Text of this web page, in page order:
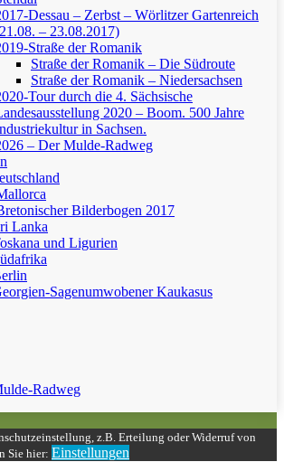
Dessau – Zerbst – Wörlitzer Gartenreich
– 23.08.2017)
Straße der Romanik
Straße der Romanik – Die Südroute
Straße der Romanik – Niedersachsen
Tour durch die 4. Sächsische
2020 – Boom. 500 Jahre
in Sachsen.
– Der Mulde-Radweg
Bilderbogen 2017
Lanka
und Ligurien
Sagenumwobener Kaukasus
Radweg
z.B. Erteilung oder Widerruf von
Sie hier: Einstellungen